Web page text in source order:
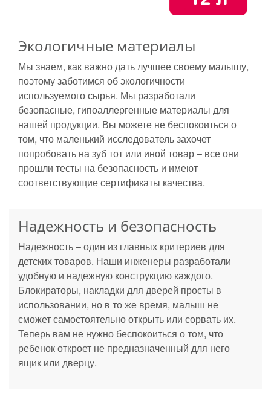
Экологичные материалы
Мы знаем, как важно дать лучшее своему малышу,
поэтому заботимся об экологичности
используемого сырья. Мы разработали
безопасные, гипоаллергенные материалы для
нашей продукции. Вы можете не беспокоиться о
том, что маленький исследователь захочет
попробовать на зуб тот или иной товар – все они
прошли тесты на безопасность и имеют
соответствующие сертификаты качества.
Надежность и безопасность
Надежность – один из главных критериев для
детских товаров. Наши инженеры разработали
удобную и надежную конструкцию каждого.
Блокираторы, накладки для дверей просты в
использовании, но в то же время, малыш не
сможет самостоятельно открыть или сорвать их.
Теперь вам не нужно беспокоиться о том, что
ребенок откроет не предназначенный для него
ящик или дверцу.